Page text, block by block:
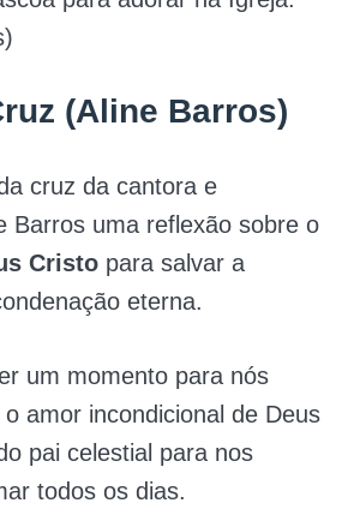
(Aline Barros)
cruz da cantora e
Barros uma reflexão sobre o
Cristo para salvar a
eterna.
um momento para nós
amor incondicional de Deus
pai celestial para nos
todos os dias.